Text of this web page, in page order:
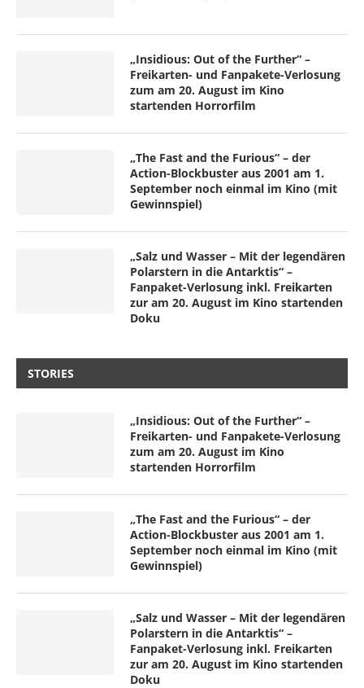
„Insidious: Out of the Further“ –
Freikarten- und Fanpakete-Verlosung
zum am 20. August im Kino
startenden Horrorfilm
„The Fast and the Furious“ – der
Action-Blockbuster aus 2001 am 1.
September noch einmal im Kino (mit
Gewinnspiel)
„Salz und Wasser – Mit der legendären
Polarstern in die Antarktis“ –
Fanpaket-Verlosung inkl. Freikarten
zur am 20. August im Kino startenden
Doku
STORIES
„Insidious: Out of the Further“ –
Freikarten- und Fanpakete-Verlosung
zum am 20. August im Kino
startenden Horrorfilm
„The Fast and the Furious“ – der
Action-Blockbuster aus 2001 am 1.
September noch einmal im Kino (mit
Gewinnspiel)
„Salz und Wasser – Mit der legendären
Polarstern in die Antarktis“ –
Fanpaket-Verlosung inkl. Freikarten
zur am 20. August im Kino startenden
Doku